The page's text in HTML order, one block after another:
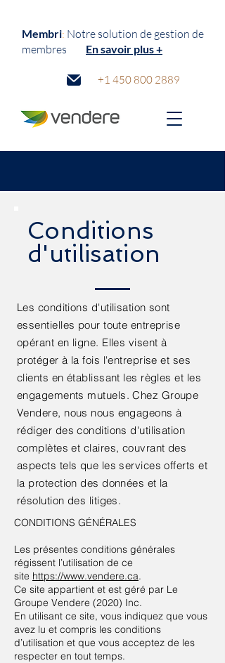
Membri: Notre solution de gestion de
membres En savoir plus +
+1 450 800 2889
Conditions
d'utilisation
Les conditions d'utilisation sont
essentielles pour toute entreprise
opérant en ligne. Elles visent à
protéger à la fois l'entreprise et ses
clients en établissant les règles et les
engagements mutuels. Chez Groupe
Vendere, nous nous engageons à
rédiger des conditions d'utilisation
complètes et claires, couvrant des
aspects tels que les services offerts et
la protection des données et la
résolution des litiges.
CONDITIONS GÉNÉRALES
Les présentes conditions générales
régissent l’utilisation de ce
site https://www.vendere.ca.
Ce site appartient et est géré par Le
Groupe Vendere (2020) Inc.
En utilisant ce site, vous indiquez que vous
avez lu et compris les conditions
d’utilisation et que vous acceptez de les
respecter en tout temps.